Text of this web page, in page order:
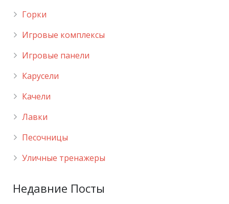
Горки
Игровые комплексы
Игровые панели
Карусели
Качели
Лавки
Песочницы
Уличные тренажеры
Недавние Посты